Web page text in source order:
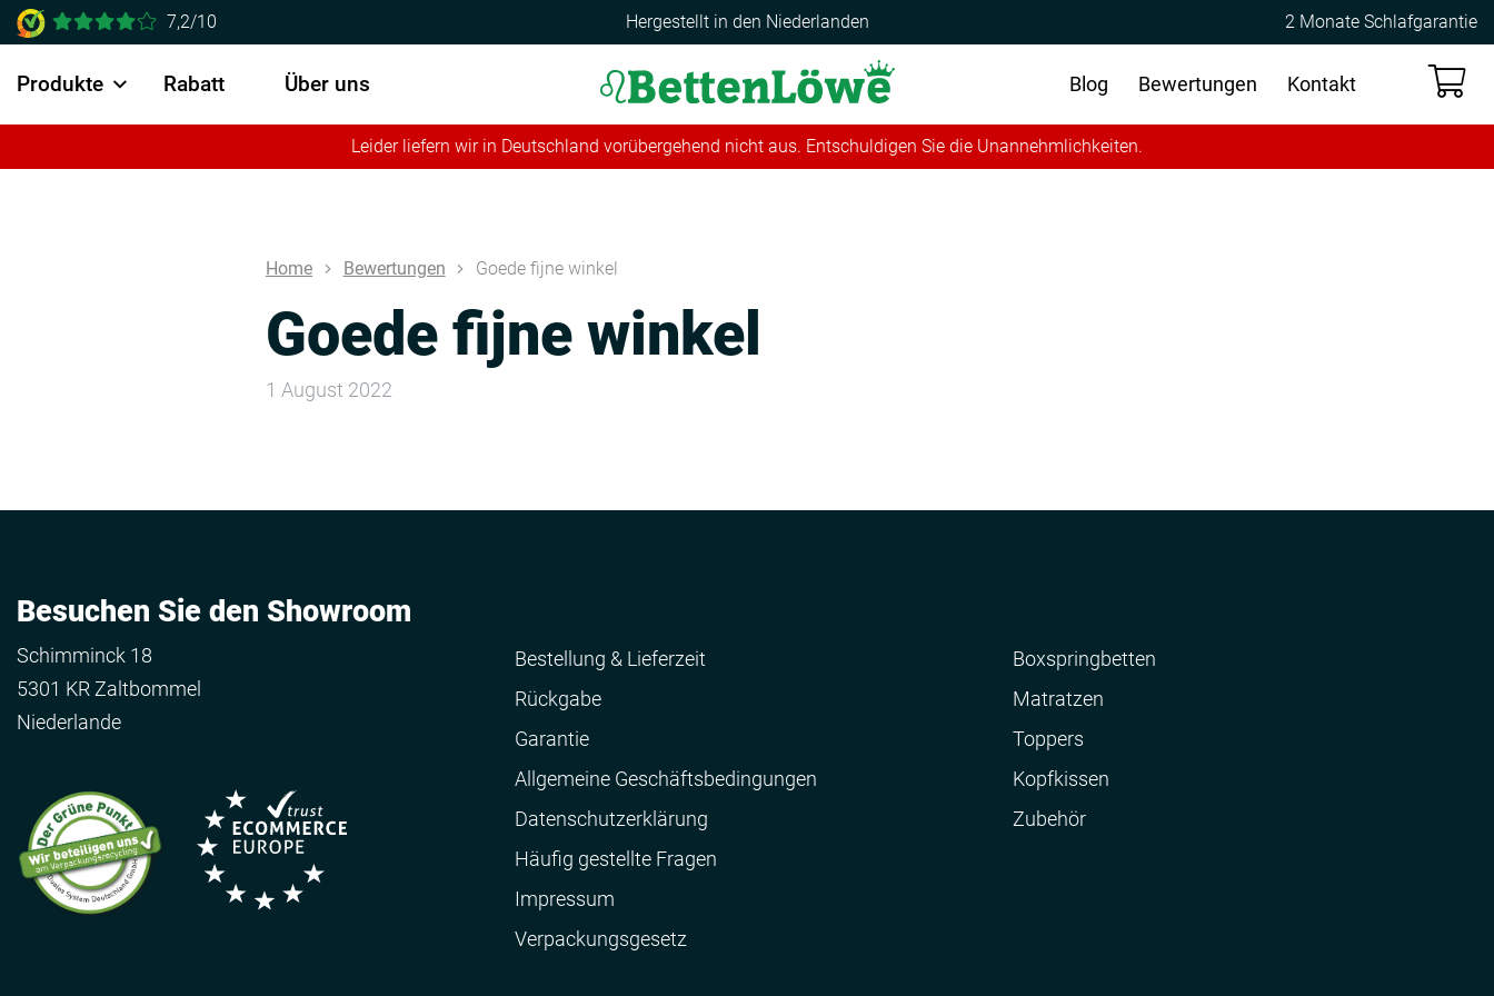
7,2/10 Hergestellt in den Niederlanden 2 Monate Schlafgarantie
Produkte Rabatt Über uns Kontakt
Bewertungen
Blog
Leider liefern wir in Deutschland vorübergehend nicht aus. Entschuldigen Sie die Unannehmlichkeiten.
Home Bewertungen Goede fijne winkel
Goede fijne winkel
1 August 2022
Besuchen Sie den Showroom
Schimminck 18
5301 KR Zaltbommel
Niederlande
Bestellung & Lieferzeit
Rückgabe
Garantie
Allgemeine Geschäftsbedingungen
Datenschutzerklärung
Häufig gestellte Fragen
Impressum
Verpackungsgesetz
Boxspringbetten
Matratzen
Toppers
Kopfkissen
Zubehör